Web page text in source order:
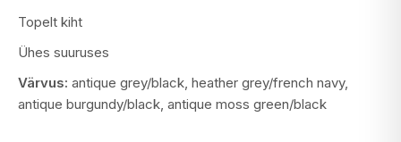
Topelt kiht
Ühes suuruses
Värvus: antique grey/black, heather grey/french navy,
antique burgundy/black, antique moss green/black